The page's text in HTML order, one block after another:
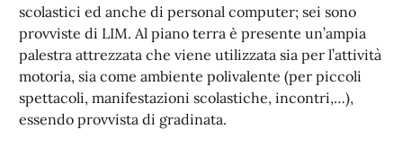
scolastici ed anche di personal computer; sei sono
provviste di LIM. Al piano terra è presente un’ampia
palestra attrezzata che viene utilizzata sia per l’attività
motoria, sia come ambiente polivalente (per piccoli
spettacoli, manifestazioni scolastiche, incontri,…),
essendo provvista di gradinata.